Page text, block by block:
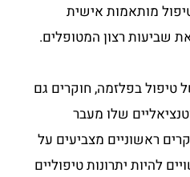
מותאמות אישית
שביעות רצון המטופלים.
טיפול בפלזמה, חוקרים גם
שלו מעבר
ראשוניים מצביעים על
להיות יתרונות טיפוליים